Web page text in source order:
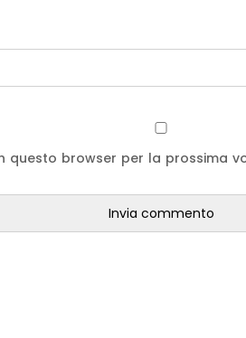
questo browser per la prossima